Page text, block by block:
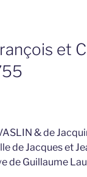
et
& de
de Jacques et
de Guillaume